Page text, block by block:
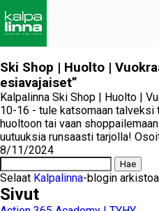
Ski Shop | Huolto |
esiavajaiset”
Kalpalinna Ski Shop | Huolto |
10-16 - tule katsomaan
huoltoon tai vaan
uutuuksia runsaasti tarjolla!
8/11/2024
Selaat Kalpalinna-blogin
Sivut